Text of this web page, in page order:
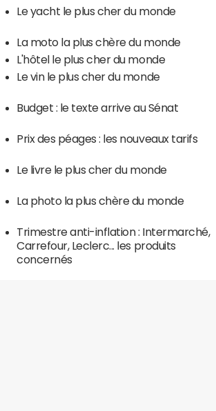
Le yacht le plus cher du monde
La moto la plus chère du monde
L'hôtel le plus cher du monde
Le vin le plus cher du monde
Budget : le texte arrive au Sénat
Prix des péages : les nouveaux tarifs
Le livre le plus cher du monde
La photo la plus chère du monde
Trimestre anti-inflation : Intermarché,
Carrefour, Leclerc... les produits
concernés